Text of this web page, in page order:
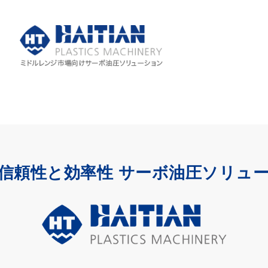
頼性と効率性 サーボ油圧ソリュ